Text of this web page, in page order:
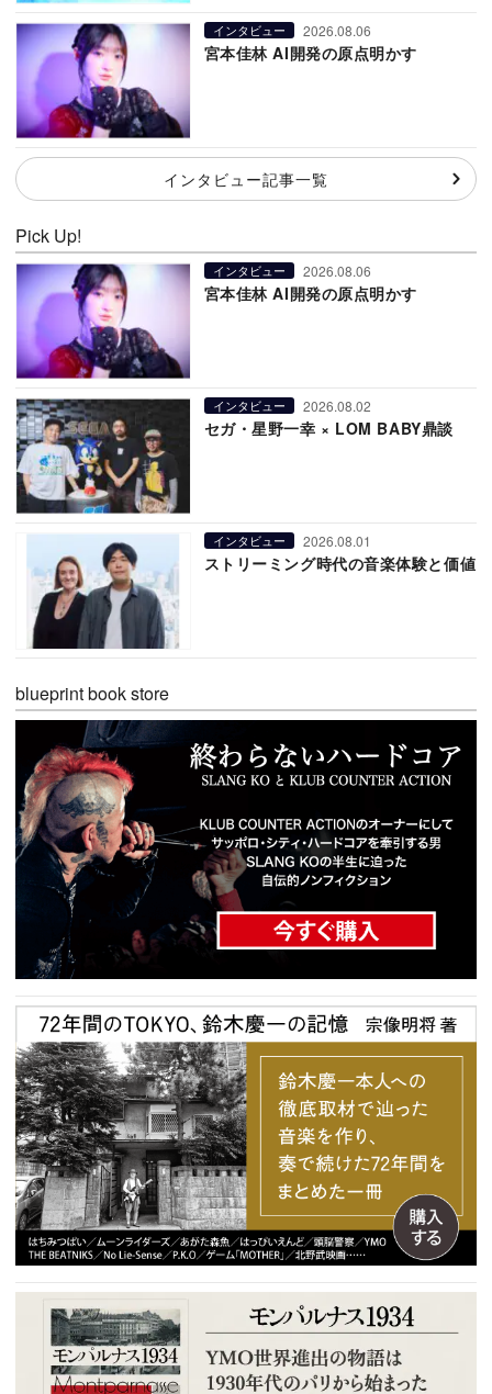
インタビュー 2026.08.06
宮本佳林 AI開発の原点明かす
インタビュー記事一覧
Pick Up!
インタビュー 2026.08.06
宮本佳林 AI開発の原点明かす
インタビュー 2026.08.02
セガ・星野一幸 × LOM BABY鼎談
インタビュー 2026.08.01
ストリーミング時代の音楽体験と価値
blueprint book store